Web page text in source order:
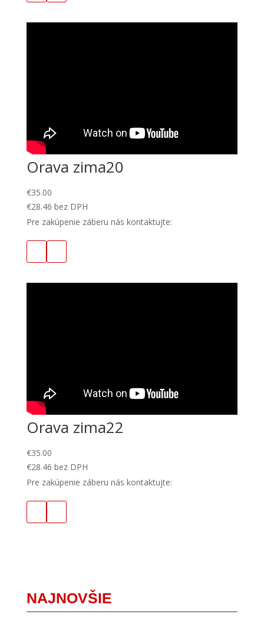
Orava zima20
€35.00
€28.46 bez DPH
Pre zakúpenie záberu nás kontaktujte:
Orava zima22
€35.00
€28.46 bez DPH
Pre zakúpenie záberu nás kontaktujte:
NAJNOVŠIE